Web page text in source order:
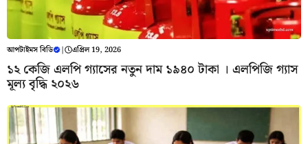
আপটাইমস বিডি | এপ্রিল 19, 2026
১২ কেজি এলপি গ্যাসের নতুন দাম ১৯৪০ টাকা । এলপিজি গ্যাস
মূল্য বৃদ্ধি ২০২৬